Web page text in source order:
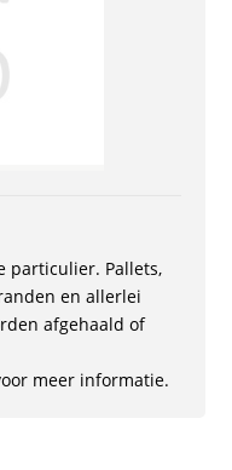
particulier. Pallets,
en allerlei
afgehaald of
meer informatie.